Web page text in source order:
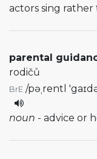
actors sing rather
parental
rodičů
BrE /pəˌrentl
noun - advice or